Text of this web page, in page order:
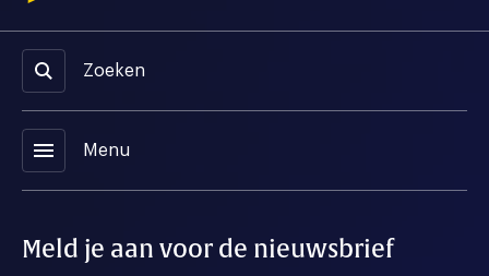
Zoeken
menu Menu
Meld je aan voor de nieuwsbrief